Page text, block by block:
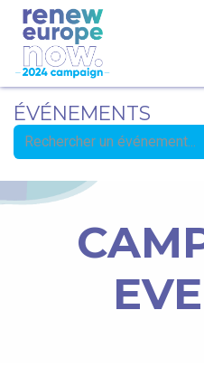
ÉVÉNEMENTS